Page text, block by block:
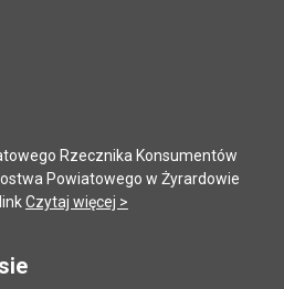
Rzecznika Konsumentów
Powiatowego w Żyrardowie
Czytaj więcej >